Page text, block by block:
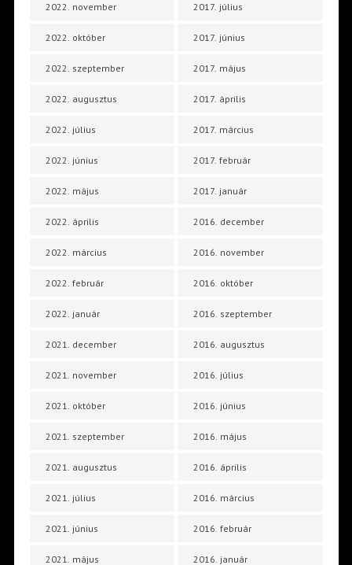
2022. november
2022. október
2022. szeptember
2022. augusztus
2022. július
2022. június
2022. május
2022. április
2022. március
2022. február
2022. január
2021. december
2021. november
2021. október
2021. szeptember
2021. augusztus
2021. július
2021. június
2021. május
2017. július
2017. június
2017. május
2017. április
2017. március
2017. február
2017. január
2016. december
2016. november
2016. október
2016. szeptember
2016. augusztus
2016. július
2016. június
2016. május
2016. április
2016. március
2016. február
2016. január